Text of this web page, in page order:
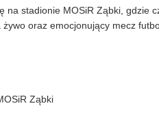
na stadionie MOSiR Ząbki, gdzie
oraz emocjonujący mecz
Ząbki